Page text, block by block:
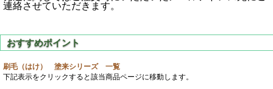
連絡させていただきます。
刷毛（はけ） 塗来シリーズ 一覧
下記表示をクリックすると該当商品ページに移動します。